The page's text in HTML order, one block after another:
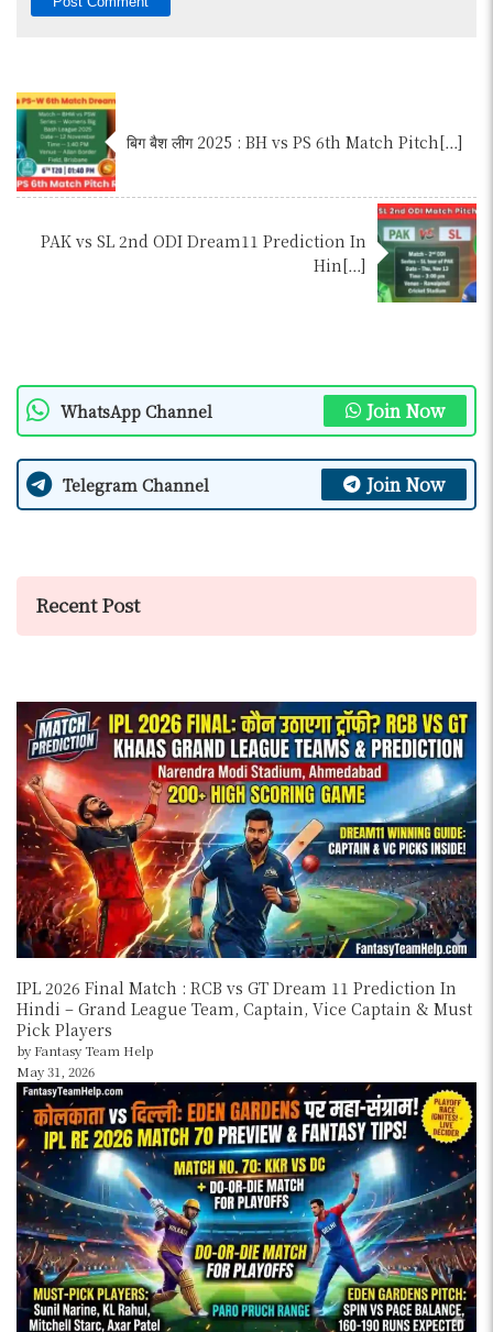
बिग बैश लीग 2025 : BH vs PS 6th Match Pitch[…]
PAK vs SL 2nd ODI Dream11 Prediction In
Hin[…]
WhatsApp Channel Join Now
Telegram Channel Join Now
Recent Post
IPL 2026 Final Match : RCB vs GT Dream 11 Prediction In
Hindi – Grand League Team, Captain, Vice Captain & Must
Pick Players
by Fantasy Team Help
May 31, 2026